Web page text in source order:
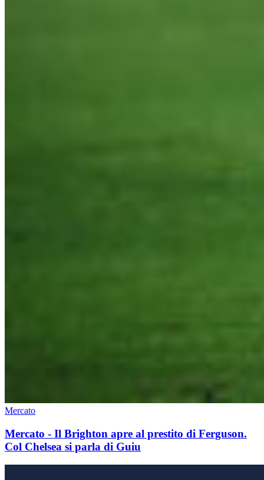
Mercato
Mercato - Il Brighton apre al prestito di Ferguson.
Col Chelsea si parla di Guiu